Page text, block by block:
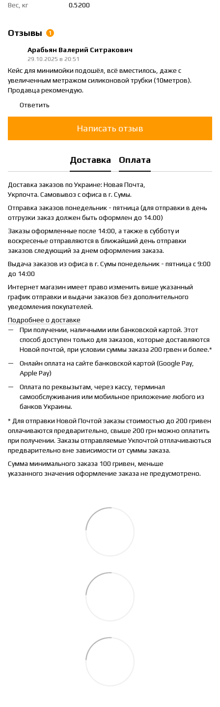
Вес, кг 0.5200
Отзывы 1
Арабьян Валерий Ситракович
29.10.2025 в 20:51
Кейс для минимойки подошёл, всё вместилось, даже с
увеличенным метражом силиконовой трубки (10метров).
Продавца рекомендую.
Ответить
Написать отзыв
Доставка Оплата
Доставка заказов по Украине: Новая Почта,
Укрпочта. Самовывоз с офиса в г. Сумы.
Отправка заказов понедельник - пятница (для отправки в день
отгрузки заказ должен быть оформлен до 14.00)
Заказы оформленные после 14:00, а также в субботу и
воскресенье отправляются в ближайший день отправки
заказов следующий за днем оформления заказа.
Выдача заказов из офиса в г. Сумы понедельник - пятница с 9:00
до 14:00
Интернет магазин имеет право изменить више указанный
график отправки и выдачи заказов без дополнительного
уведомления покупателей.
Подробнее о доставке
При получении, наличными или банковской картой. Этот
способ доступен только для заказов, которые доставляются
Новой почтой, при условии суммы заказа 200 грвен и более.*
Онлайн оплата на сайте банковской картой (Google Pay,
Apple Pay)
Оплата по реквызытам, через кассу, терминал
самообслуживания или мобильное приложение любого из
банков Украины.
* Для отправки Новой Почтой заказы стоимостью до 200 гривен
оплачиваются предварительно, свыше 200 грн можно оплатить
при получении. Заказы отправляемые Укпочтой отплачиваються
предварительно вне зависимости от суммы заказа.
Сумма минимального заказа 100 гривен, меньше
указанного значения оформление заказа не предусмотрено.